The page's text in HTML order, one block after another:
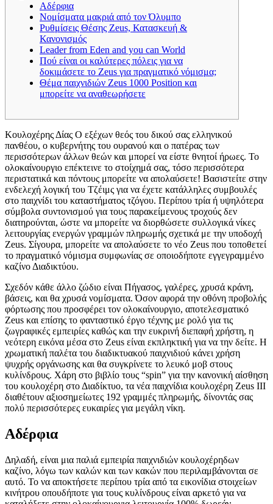
Αδέρφια
Νομίσματα μακριά από τον Όλυμπο
Ρυθμίσεις Θέσης Zeus, Κατασκευή &
Κανονισμός
Leader from Eden and you can World
Πού είναι οι καλύτερες πόλεις για να
δοκιμάσετε το Zeus για πραγματικό νόμισμα;
Θέμα παιχνιδιών Zeus 1000 Position και
μπορείτε να αναθεωρήσετε
Κουλοχέρης Δίας Ο εξέχων θεός του δικού σας ελληνικού
πανθέου, ο κυβερνήτης του ουρανού και ο πατέρας των
περισσότερων άλλων θεών και μπορεί να είστε θνητοί ήρωες. Το
ολοκαίνουργιο επέκτεινε το στοίχημά σας, τόσο περισσότερα
περιστατικά και πόντους μπορείτε να απολαύσετε! Βασιστείτε στην
ενδελεχή λογική του Τζέιμς για να έχετε κατάλληλες συμβουλές
στο παιχνίδι του καταστήματος τζόγου. Περίπου τρία ή υψηλότερα
σύμβολα συντονισμού για τους παρακείμενους τροχούς δεν
διατηρούνται, ώστε να μπορείτε να διορθώσετε συλλογικά νίκες
λειτουργίας ενεργών γραμμών πληρωμής σχετικά με την υποδοχή
Zeus. Σίγουρα, μπορείτε να απολαύσετε το νέο Zeus που τοποθετεί
το πραγματικό νόμισμα συμφωνίας σε οποιοδήποτε εγγεγραμμένο
καζίνο Διαδικτύου.
Σχεδόν κάθε άλλο ζώδιο είναι Πήγασος, γαλέρες, χρυσά κράνη,
βάσεις, και θα χρυσά νομίσματα. Όσον αφορά την οθόνη προβολής
φόρτωσης που προσφέρει τον ολοκαίνουργιο, αποτελεσματικό
Zeus και επίσης το φανταστικό έργο τέχνης με ρολό για τις
ζωγραφικές εμπειρίες καθώς και την ευκρινή διεπαφή χρήστη, η
νεότερη εικόνα μέσα στο Zeus είναι εκπληκτική για να την δείτε. Η
χρωματική παλέτα του διαδικτυακού παιχνιδιού κάνει χρήση
ψυχρής οργάνωσης και θα συγκρίνετε το λευκό μοβ στους
κυλίνδρους. Χάρη στο βιβλίο τους “spin” για την κανονική αίσθηση
του κουλοχέρη στο Διαδίκτυο, τα νέα παιχνίδια κουλοχέρη Zeus III
διαθέτουν αξιοσημείωτες 192 γραμμές πληρωμής, δίνοντάς σας
πολύ περισσότερες ευκαιρίες για μεγάλη νίκη.
Αδέρφια
Δηλαδή, είναι μια παλιά εμπειρία παιχνιδιών κουλοχέρηδων
καζίνο, λόγω των καλών και των κακών που περιλαμβάνονται σε
αυτό. Το να αποκτήσετε περίπου τρία από τα εικονίδια στοιχείων
κινήτρου οπουδήποτε για τους κυλίνδρους είναι αρκετό για να